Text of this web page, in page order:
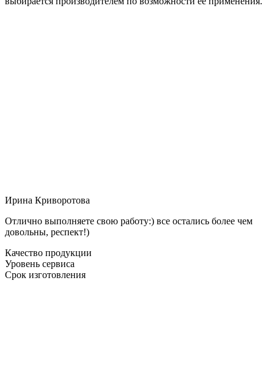
Ирина Криворотова
Отлично выполняете свою работу:) все остались более чем
довольны, респект!)
Качество продукции
Уровень сервиса
Срок изготовления